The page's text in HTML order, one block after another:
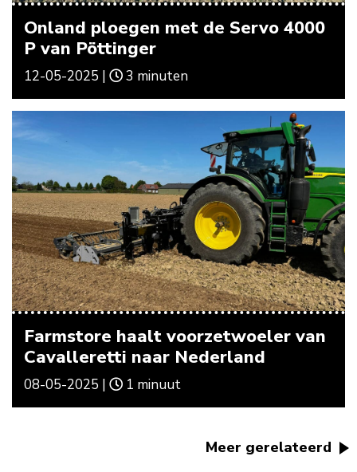
Onland ploegen met de Servo 4000
P van Pöttinger
12-05-2025 | 3 minuten
Farmstore haalt voorzetwoeler van
Cavalleretti naar Nederland
08-05-2025 | 1 minuut
Meer gerelateerd